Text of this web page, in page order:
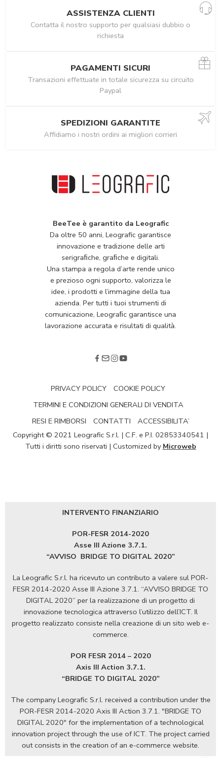
ASSISTENZA CLIENTI
Contatta il nostro supporto per qualsiasi dubbio o
richiesta
PAGAMENTI SICURI
Transazioni effettuate in totale sicurezza su circuito
Paypal
SPEDIZIONI GARANTITE
Affidiamo i nostri ordini ai migliori corrieri
BeeTee è garantito da Leografic
Da oltre 50 anni, Leografic garantisce
innovazione e tradizione delle arti
serigraﬁche, graﬁche e digitali.
Una stampa a regola d’arte rende unico
e prezioso ogni supporto, valorizza le
idee, i prodotti e l’immagine della tua
azienda. Per tutti i tuoi strumenti di
comunicazione, Leograﬁc garantisce una
lavorazione accurata e risultati di qualità.
PRIVACY POLICY
COOKIE POLICY
TERMINI E CONDIZIONI GENERALI DI VENDITA
RESI E RIMBORSI
CONTATTI
ACCESSIBILITA’
Copyright © 2021 Leografic S.r.l. | C.F. e P.I. 02853340541 |
Tutti i diritti sono riservati | Customized by Microweb
INTERVENTO FINANZIARIO
POR-FESR 2014-2020
Asse III Azione 3.7.1.
“AVVISO BRIDGE TO DIGITAL 2020”
La Leografic S.r.l. ha ricevuto un contributo a valere sul POR-
FESR 2014-2020 Asse III Azione 3.7.1. “AVVISO BRIDGE TO
DIGITAL 2020” per la realizzazione di un progetto di
innovazione tecnologica attraverso l’utilizzo dell’ICT. Il
progetto realizzato consiste nella creazione di un sito web e-
commerce.
POR FESR 2014 – 2020
Axis III Action 3.7.1.
“BRIDGE TO DIGITAL 2020”
The company Leografic S.r.l. received a contribution under the
POR-FESR 2014-2020 Axis III Action 3.7.1. "BRIDGE TO
DIGITAL 2020" for the implementation of a technological
innovation project through the use of ICT. The project carried
out consists in the creation of an e-commerce website.